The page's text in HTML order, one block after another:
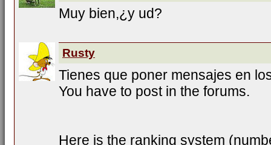
Muy bien,¿y ud?
Rusty
Tienes que poner mensajes en
You have to post in the forums.
Here is the ranking system